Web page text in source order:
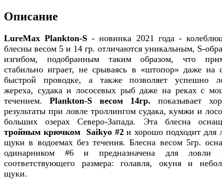
Описание
LureMax Plankton-S - новинка 2021 года -
блесны весом 5 и 14 гр. отличаются уникальным, S-
изгибом, подобранным таким образом, что
стабильно играет, не срываясь в «штопор» даже на
быстрой проводке, а также позволяет успешно
жереха, судака и лососевых рыб даже на реках с
течением. Plankton-S весом 14гр. показывает
результаты при ловле троллингом судака, кумжи и
больших озерах Северо-Запада. Эта блесна
тройным крючком Saikyo #2и хорошо подходит для
щуки в водоемах без течения. Блесна весом 5гр.
одинарником #6 и предназначена для ловли
соответствующего размера: голавля, окуня и
щуки.